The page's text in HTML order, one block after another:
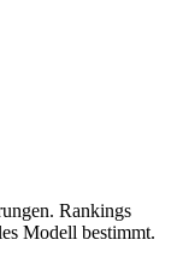
Rankings
Modell bestimmt.